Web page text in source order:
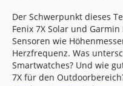
Der Schwerpunkt dieses
Fenix 7X Solar und
Sensoren wie
Herzfrequenz. Was
Smartwatches? Und wie
7X für den